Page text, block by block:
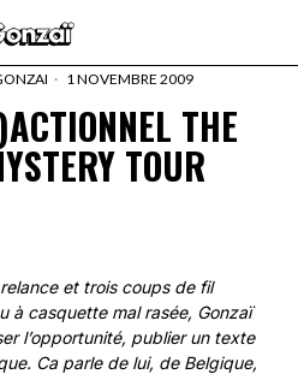
1 NOVEMBRE 2009
THE
TOUR
et trois coups de fil
à casquette mal rasée, Gonzaï
l’opportunité, publier un texte
Ca parle de lui, de Belgique,